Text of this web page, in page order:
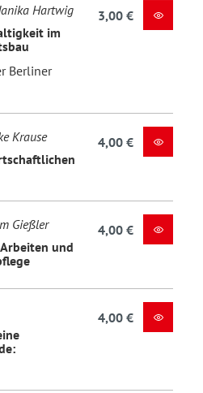
Hartwig
im
Berliner
3,00 €
Krause
4,00 €
Gießler
und
4,00 €
4,00 €